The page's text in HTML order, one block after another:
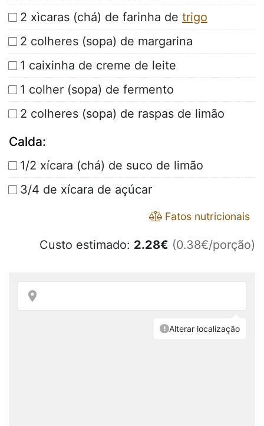
2 xìcaras (chá) de farinha de trigo
2 colheres (sopa) de margarina
1 caixinha de creme de leite
1 colher (sopa) de fermento
2 colheres (sopa) de raspas de limão
Calda:
1/2 xícara (chá) de suco de limão
3/4 de xícara de açúcar
Fatos nutricionais
Custo estimado: 2.28€ (0.38€/porção)